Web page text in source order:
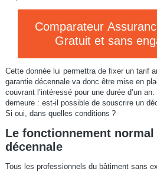
Comparateur
Gratuit et sans
Cette donnée lui permettra de fixer un tarif
garantie décennale va donc être mise en
couvrant l’intéressé pour une durée d’un
demeure : est-il possible de souscrire un
Si oui, dans quelles conditions ?
Le fonctionnement normal
décennale
Tous les professionnels du bâtiment sans